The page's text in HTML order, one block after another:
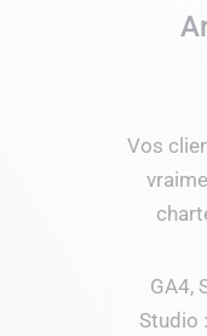
Vos
GA4,
Studio